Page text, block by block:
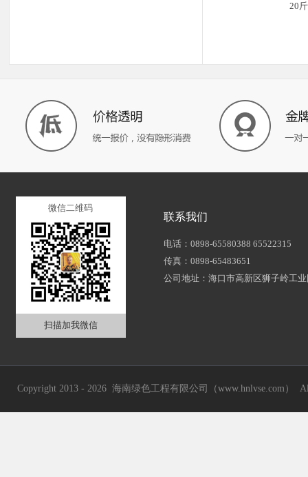
20
微信二维码
扫描加我微信
联系我们
电话：0898-65580388 65522315
传真：0898-65483651
公司地址：海口市高新区狮子岭工业
Copyright 2013 - 2026 海南绿色工程有限公司（www.hnlvse.com